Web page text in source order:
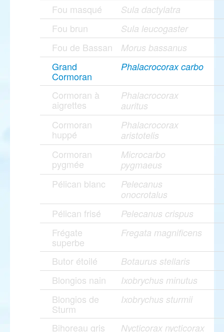
Fou masqué Sula dactylatra
Fou brun Sula leucogaster
Fou de Bassan Morus bassanus
Grand
Cormoran
Phalacrocorax carbo
Cormoran à
aigrettes
Phalacrocorax
auritus
Cormoran
huppé
Phalacrocorax
aristotelis
Cormoran
pygmée
Microcarbo
pygmaeus
Pélican blanc
Pelecanus
onocrotalus
Pélican frisé Pelecanus crispus
Frégate
superbe
Fregata magnificens
Butor étoilé Botaurus stellaris
Blongios nain Ixobrychus minutus
Blongios de
Sturm
Ixobrychus sturmii
Bihoreau gris Nycticorax nycticorax